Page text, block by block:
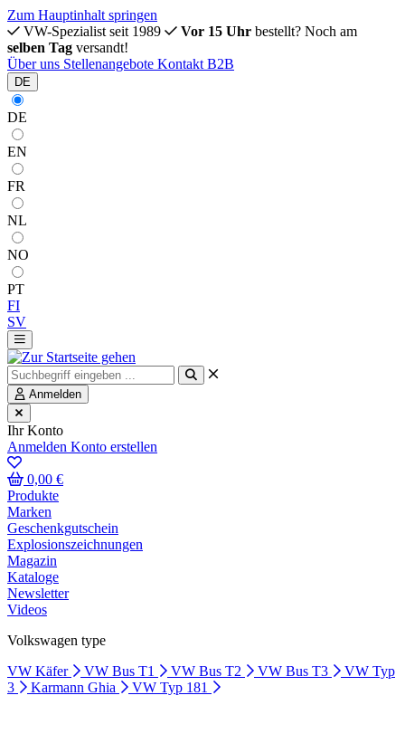
Zum Hauptinhalt springen
VW-Spezialist seit 1989
Vor 15 Uhr bestellt? Noch am
selben Tag versandt!
Über uns Stellenangebote Kontakt B2B
DE
DE
EN
FR
NL
NO
PT
FI
SV
Anmelden
Ihr Konto
Anmelden Konto erstellen
0,00 €
Produkte
Marken
Geschenkgutschein
Explosionszeichnungen
Magazin
Kataloge
Newsletter
Videos
Volkswagen type
VW Käfer
VW Bus T1 VW Bus T2 VW Bus T3
VW Typ
3
Karmann Ghia VW Typ 181